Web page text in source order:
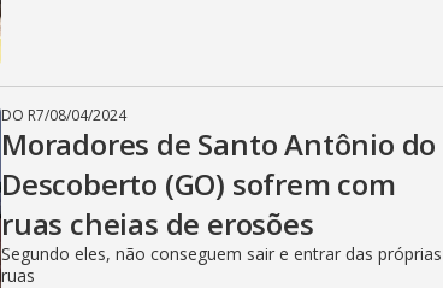
DO R7/08/04/2024
Moradores de Santo Antônio do
Descoberto (GO) sofrem com
ruas cheias de erosões
Segundo eles, não conseguem sair e entrar das próprias
ruas